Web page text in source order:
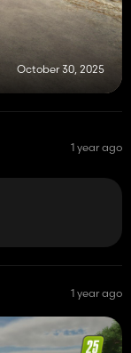
October 30, 2025
1 year ago
1 year ago